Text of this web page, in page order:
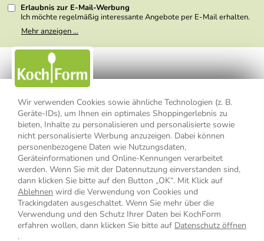
Wir verwenden Cookies sowie ähnliche Technologien (z. B.
Geräte-IDs), um Ihnen ein optimales Shoppingerlebnis zu
bieten, Inhalte zu personalisieren und personalisierte sowie
nicht personalisierte Werbung anzuzeigen. Dabei können
personenbezogene Daten wie Nutzungsdaten,
Geräteinformationen und Online-Kennungen verarbeitet
werden. Wenn Sie mit der Datennutzung einverstanden sind,
dann klicken Sie bitte auf den Button „OK“. Mit Klick auf
Ablehnen wird die Verwendung von Cookies und
Trackingdaten ausgeschaltet. Wenn Sie mehr über die
Verwendung und den Schutz Ihrer Daten bei KochForm
erfahren wollen, dann klicken Sie bitte auf Datenschutz öffnen
.
Erlaubnis zur E-Mail-Werbung
Ich möchte regelmäßig interessante Angebote per E-Mail erhalten.
Meine E-Mail-Adresse wird nicht an andere Unternehmen
weitergegeben. Zu statistischen Zwecken wird in anonymer Form
nicht erkennbar, welche konkrete Person geklickt hat. Diese
Einwilligung zur Nutzung meiner E-Mail- Adresse für Werbezwecke
kann ich jederzeit mit Wirkung für die Zukunft widerrufen, indem ich
den Link "Abmelden" am Ende des Newsletters anklicke oder die
Option Newsletter im Mitgliederbereich deaktiviere. Die
Datenschutzerklärung
habe ich zur Kenntnis genommen.
Mehr anzeigen ...
Impressum Datenschutzerklärung
AGB
Widerrufsbelehrung
Widerrufsformular
Vertrag widerrufen
* Alle Preisangaben inkl. MwSt., bis 49,90 € Bestellwert zzgl.
Versandkosten, ab 49,90 € Bestellwert inkl.Versandkosteninnerhalb